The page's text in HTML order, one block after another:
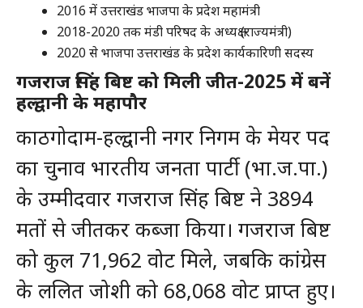
2016 में उत्तराखंड भाजपा के प्रदेश महामंत्री
2018-2020 तक मंडी परिषद के अध्यक्ष (राज्यमंत्री)
2020 से भाजपा उत्तराखंड के प्रदेश कार्यकारिणी सदस्य
गजराज सिंह बिष्ट को मिली जीत-2025 में बनें
हल्द्वानी के महापौर
काठगोदाम-हल्द्वानी नगर निगम के मेयर पद
का चुनाव भारतीय जनता पार्टी (भा.ज.पा.)
के उम्मीदवार गजराज सिंह बिष्ट ने 3894
मतों से जीतकर कब्जा किया। गजराज बिष्ट
को कुल 71,962 वोट मिले, जबकि कांग्रेस
के ललित जोशी को 68,068 वोट प्राप्त हुए।